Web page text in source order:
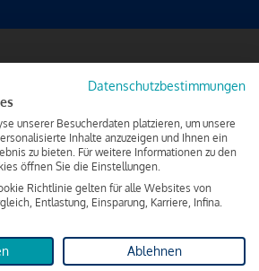
Datenschutzbestimmungen
unserer Besucherdaten platzieren, um unsere
Inhalte anzuzeigen und Ihnen ein
zu bieten. Für weitere Informationen zu den
öffnen Sie die Einstellungen.
Richtlinie gelten für alle Websites von
Entlastung, Einsparung, Karriere, Infina.
Ablehnen